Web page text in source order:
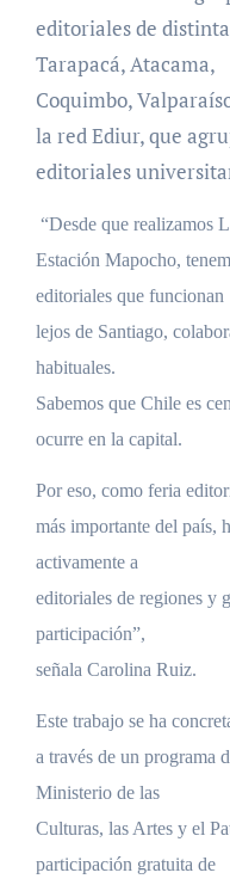
editoriales de
Tarapacá, Atacama,
Coquimbo,
la red Ediur, que
editoriales
“Desde que realizamos
Estación Mapocho,
editoriales que funcionan
lejos de Santiago,
habituales.
Sabemos que Chile es
ocurre en la capital.
Por eso, como feria
más importante del país,
activamente a
editoriales de regiones y
participación”,
señala Carolina Ruiz.
Este trabajo se ha
a través de un programa
Ministerio de las
Culturas, las Artes y el
participación gratuita de